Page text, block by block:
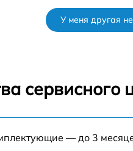
от 60
У меня другая
сервисного
— до 3